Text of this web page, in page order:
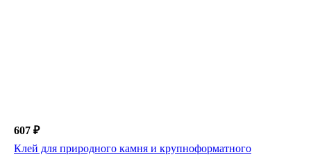
607 ₽
Клей для природного камня и крупноформатного